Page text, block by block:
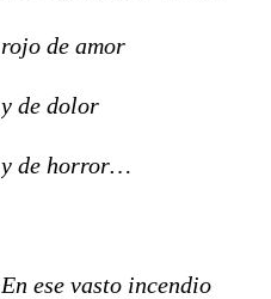
rojo de amor
y de dolor
y de horror…
En ese vasto incendio